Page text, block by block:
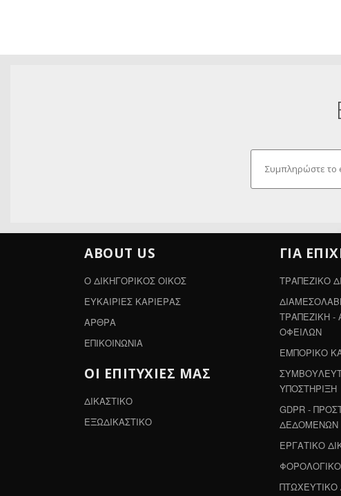
ABOUT US
Ο ΔΙΚΗΓΟΡΙΚΟΣ ΟΙΚΟΣ
ΕΥΚΑΙΡΙΕΣ ΚΑΡΙΕΡΑΣ
ΑΡΘΡΑ
ΕΠΙΚΟΙΝΩΝΙΑ
ΟΙ ΕΠΙΤΥΧΙΕΣ ΜΑΣ
ΔΙΚΑΣΤΙΚΟ
ΕΞΩΔΙΚΑΣΤΙΚΟ
ΓΙΑ
ΤΡΑΠΕΖΙΚΟ
ΤΡΑΠΕΖΙΚΗ -
ΟΦΕΙΛΩΝ
ΕΜΠΟΡΙΚΟ
ΥΠΟΣΤΗΡΙΞΗ
GDPR -
ΔΕΔΟΜΕΝΩΝ
ΕΡΓΑΤΙΚΟ
ΦΟΡΟΛΟΓΙΚΟ
ΠΤΩΧΕΥΤΙΚΟ